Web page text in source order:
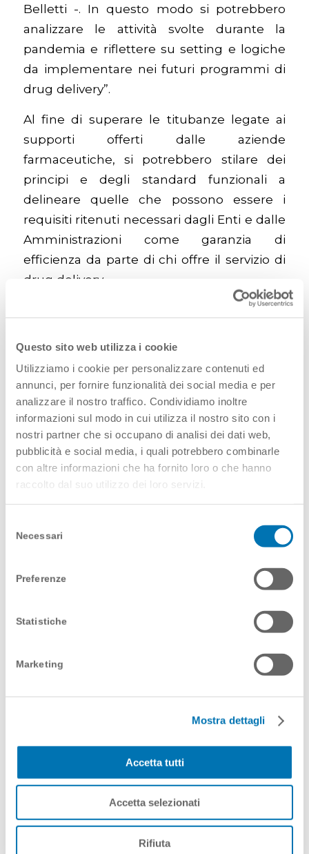
Questo sito web utilizza i cookie
Utilizziamo i cookie per personalizzare contenuti ed
annunci, per fornire funzionalità dei social media e per
analizzare il nostro traffico. Condividiamo inoltre
informazioni sul modo in cui utilizza il nostro sito con i
nostri partner che si occupano di analisi dei dati web,
pubblicità e social media, i quali potrebbero combinarle
con altre informazioni che ha fornito loro o che hanno
raccolto dal suo utilizzo dei loro servizi.
delNecessari
Preferenze
Statistiche
Marketing
Mostra dettagli
Accetta tutti
Accetta selezionati
Rifiuta
Belletti -. In questo modo si potrebbero
analizzare le attività svolte durante la
pandemia e riflettere su setting e logiche
da implementare nei futuri programmi di
drug delivery”.
Al fine di superare le titubanze legate ai
supporti offerti dalle aziende
farmaceutiche, si potrebbero stilare dei
principi e degli standard funzionali a
delineare quelle che possono essere i
requisiti ritenuti necessari dagli Enti e dalle
Amministrazioni come garanzia di
efficienza da parte di chi offre il servizio di
drug delivery.
Inoltre, in attesa di un’auspicabile
passaggio di farmaci ospedalieri in
distribuzione diretta, occorre un
ripensamento di alcune modalità operative
routinizzate verso modalità più flessibili e
capaci di adattarsi al meglio a quelle che
sono le reali esigenze dei pazienti.
NEL SUPPORTO AL
PAZIENTE
17 Luglio 2020